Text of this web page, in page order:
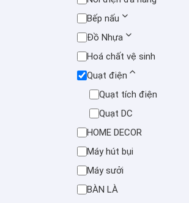
Bếp nấu
Đồ Nhựa
Hoá chất vệ sinh
Quạt điện
Quạt tích điện
Quạt DC
HOME DECOR
Máy hút bụi
Máy sưởi
BÀN LÀ